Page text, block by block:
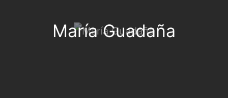
María Guadaña